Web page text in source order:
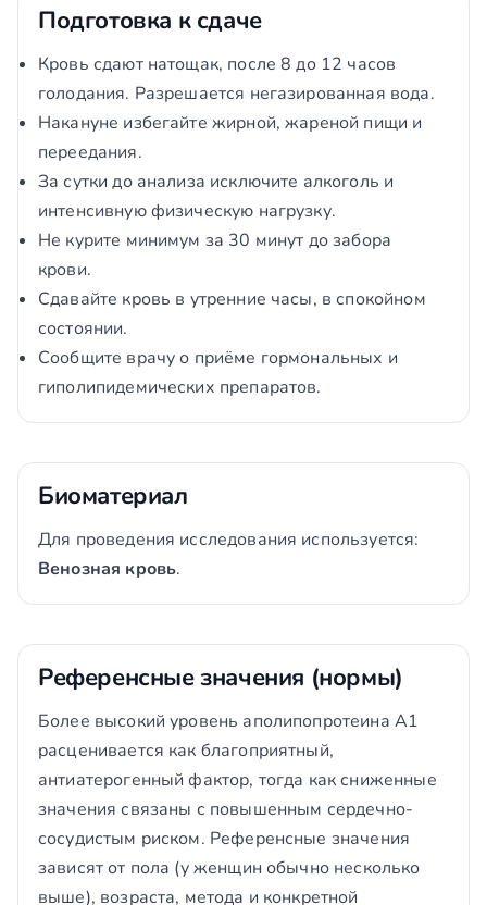
Подготовка к сдаче
Кровь сдают натощак, после 8 до 12 часов
голодания. Разрешается негазированная вода.
Накануне избегайте жирной, жареной пищи и
переедания.
За сутки до анализа исключите алкоголь и
интенсивную физическую нагрузку.
Не курите минимум за 30 минут до забора
крови.
Сдавайте кровь в утренние часы, в спокойном
состоянии.
Сообщите врачу о приёме гормональных и
гиполипидемических препаратов.
Биоматериал
Для проведения исследования используется:
Венозная кровь.
Референсные значения (нормы)
Более высокий уровень аполипопротеина А1
расценивается как благоприятный,
антиатерогенный фактор, тогда как сниженные
значения связаны с повышенным сердечно-
сосудистым риском. Референсные значения
зависят от пола (у женщин обычно несколько
выше), возраста, метода и конкретной